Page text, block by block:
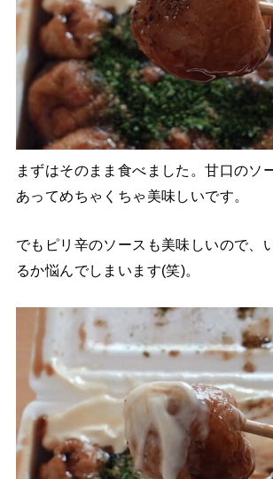
まずはそのまま食べました。甘口のソ
あってめちゃくちゃ美味しいです。
でもピリ辛のソースも美味しいので、
るか悩んでしまいます(笑)。